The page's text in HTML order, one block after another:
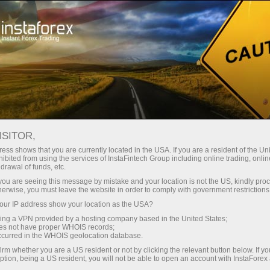
Sobre a InstaForex Notícias da Empresa
INVESTINDO NO FUTURO:
GANHE UM PRÊMIO DE US$
4.000 NO DIA
INTERNACIONAL DA FAMÍLIA
shows that you are currently located in the USA. If you are a resident of the
from using the services of InstaFintech Group including online trading,
of funds, etc.
are seeing this message by mistake and your location is not the US, kindly
you must leave the website in order to comply with government
IP address show your location as the USA?
a VPN provided by a hosting company based in the United States;
not have proper WHOIS records;
in the WHOIS geolocation database.
whether you are a US resident or not by clicking the relevant button below. If
being a US resident, you will not be able to open an account with InstaForex